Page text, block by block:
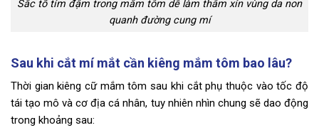
Sắc tố tím đậm trong mắm tôm dễ làm thâm xỉn vùng da non
quanh đường cung mí
Sau khi cắt mí mắt cần kiêng mắm tôm bao lâu?
Thời gian kiêng cữ mắm tôm sau khi cắt phụ thuộc vào tốc độ
tái tạo mô và cơ địa cá nhân, tuy nhiên nhìn chung sẽ dao động
trong khoảng sau: